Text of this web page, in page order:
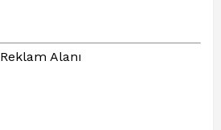
Reklam Alanı